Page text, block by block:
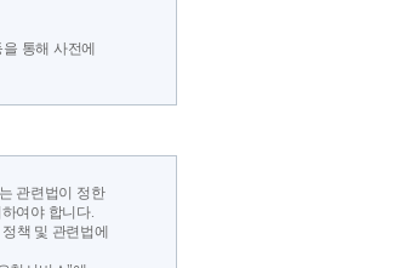
통해 사전에
관련법이 정한
여야 합니다.
책 및 관련법에